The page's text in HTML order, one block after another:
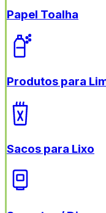
Papel Toalha
Produtos para
Sacos para Lixo